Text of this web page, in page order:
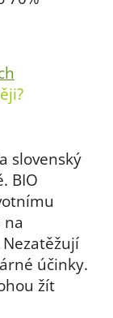
slovenský
BIO
na
účinky.
žít